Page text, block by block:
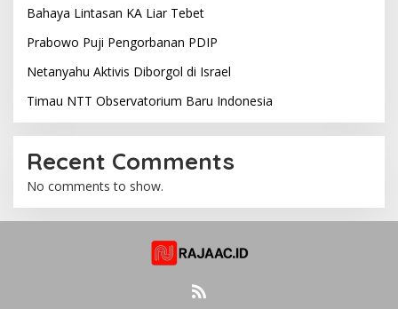
Bahaya Lintasan KA Liar Tebet
Prabowo Puji Pengorbanan PDIP
Netanyahu Aktivis Diborgol di Israel
Timau NTT Observatorium Baru Indonesia
Recent Comments
No comments to show.